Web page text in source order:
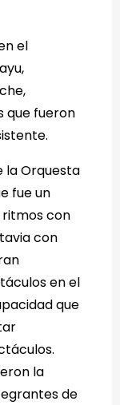
el
que fueron
la Orquesta
fue un
con
con
en el
que
la
de